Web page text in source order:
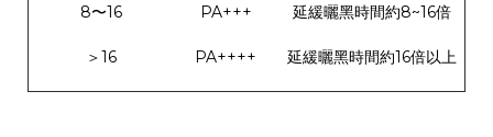
8〜16 PA+++ 延緩曬黑時間約8~16倍
＞16 PA++++ 延緩曬黑時間約16倍以上